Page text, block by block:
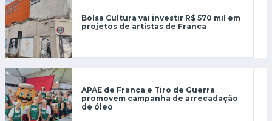
Bolsa Cultura vai investir R$ 570 mil em
projetos de artistas de Franca
APAE de Franca e Tiro de Guerra
promovem campanha de arrecadação
de óleo